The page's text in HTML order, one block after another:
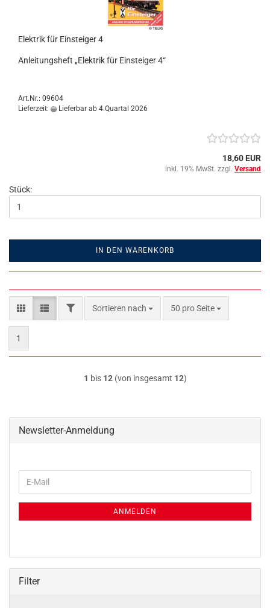
Elektrik für Einsteiger 4
Anleitungsheft „Elektrik für Einsteiger 4“
Art.Nr.: 09604
Lieferzeit:
Lieferbar ab 4.Quartal 2026
18,60 EUR
inkl. 19% MwSt. zzgl. Versand
Stück:
IN DEN WARENKORB
FILTERSortieren nach
Sortieren nach 50 pro Seite
pro Seite
1
1 bis 12(von insgesamt 12)
Newsletter-Anmeldung
ZUR
E-
Mail
ANMELDEN
Filter